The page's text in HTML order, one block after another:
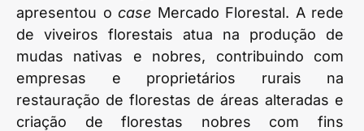
apresentou o case Mercado Florestal. A rede
de viveiros florestais atua na produção de
mudas nativas e nobres, contribuindo com
empresas e proprietários rurais na
restauração de florestas de áreas alteradas e
criação de florestas nobres com fins